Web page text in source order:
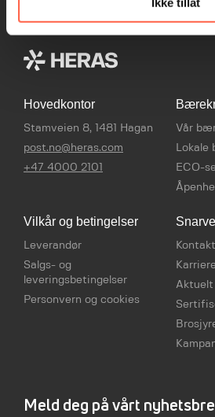
Hovedkontor
Stamveien 8, 1481 Hagan
post.no@heras.com
+47 4000 2101
Vår
ECO-
Vilkår og betingelser
Leverandør
Salgs- og
leveringsbetingelser
Personvern og cookies
Kontakt
Karriere
Aktuelt
Meld deg på vårt